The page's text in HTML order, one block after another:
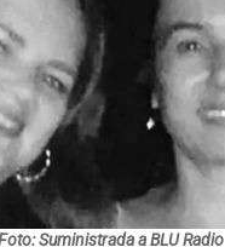
Suministrada a BLU Radio